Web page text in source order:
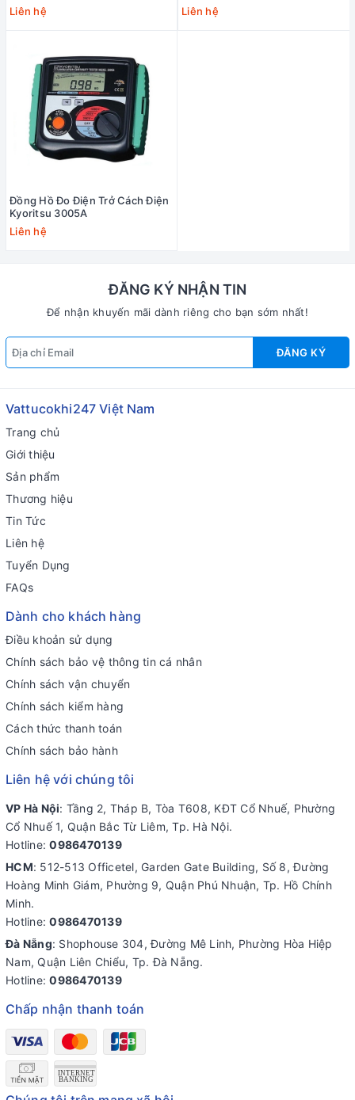
Liên hệ
Liên hệ
Đồng Hồ Đo Điện Trở Cách Điện
Kyoritsu 3005A
Liên hệ
ĐĂNG KÝ NHẬN TIN
Để nhận khuyến mãi dành riêng cho bạn sớm nhất!
ĐĂNG KÝ
Vattucokhi247 Việt Nam
Trang chủ
Giới thiệu
Sản phẩm
Thương hiệu
Tin Tức
Liên hệ
Tuyển Dụng
FAQs
Dành cho khách hàng
Điều khoản sử dụng
Chính sách bảo vệ thông tin cá nhân
Chính sách vận chuyển
Chính sách kiểm hàng
Cách thức thanh toán
Chính sách bảo hành
Liên hệ với chúng tôi
VP Hà Nội: Tầng 2, Tháp B, Tòa T608, KĐT Cổ Nhuế, Phường
Cổ Nhuế 1, Quận Bắc Từ Liêm, Tp. Hà Nội.
Hotline:0986470139
HCM: 512-513 Officetel, Garden Gate Building, Số 8, Đường
Hoàng Minh Giám, Phường 9, Quận Phú Nhuận, Tp. Hồ Chính
Minh.
Hotline:0986470139
Đà Nẵng: Shophouse 304, Đường Mê Linh, Phường Hòa Hiệp
Nam, Quận Liên Chiểu, Tp. Đà Nẵng.
Hotline:0986470139
Chấp nhận thanh toán